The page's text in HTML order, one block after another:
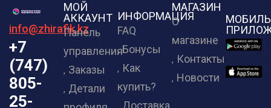
info@zhirafik.kz
+7
(747)
805-
25-
МОЙ
АККАУНТ
Панель
управления
Заказы
Детали
ИНФОРМАЦИЯ
FAQ
Бонусы
Как
купить?
Доставка
МАГАЗИН
О
магазине
Контакты
Новости